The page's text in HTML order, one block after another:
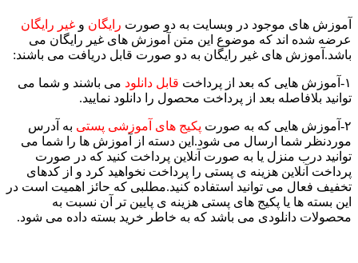
های موجود در وبسایت به دو صورت رایگانوغیر رایگان
شده اند که موضوع این متن آموزش های غیر رایگان می
های غیر رایگان به دو صورت قابل دریافت می باشند:
قابل دانلود می باشند و شما می
بلافاصله بعد از پرداخت محصول را دانلود نمایید.
پکیج های آموزشی پستیبه آدرس
شما ارسال می شود.این دسته از آموزش ها را شما می
درب منزل یا به صورت آنلاین پرداخت کنید که در صورت
آنلاین هزینه ی پستی را پرداخت نخواهید کرد و از کدهای
فعال می توانید استفاده کنید.مطلبی که حائز اهمیت است در
بسته ها یا پکیج های پستی هزینه ی پایین تر آن نسبت به
دانلودی می باشد که به خاطر خرید بسته داده می شود.